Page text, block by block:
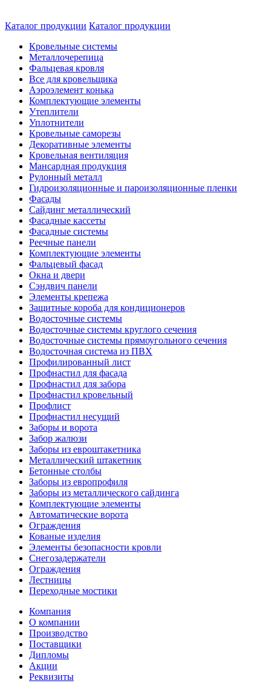
Каталог продукции Каталог продукции
Кровельные системы
Металлочерепица
Фальцевая кровля
Все для кровельщика
Аэроэлемент конька
Комплектующие элементы
Утеплители
Уплотнители
Кровельные саморезы
Декоративные элементы
Кровельная вентиляция
Мансардная продукция
Рулонный металл
Гидроизоляционные и пароизоляционные пленки
Фасады
Сайдинг металлический
Фасадные кассеты
Фасадные системы
Реечные панели
Комплектующие элементы
Фальцевый фасад
Окна и двери
Сэндвич панели
Элементы крепежа
Защитные короба для кондиционеров
Водосточные системы
Водосточные системы круглого сечения
Водосточные системы прямоугольного сечения
Водосточная система из ПВХ
Профилированный лист
Профнастил для фасада
Профнастил для забора
Профнастил кровельный
Профлист
Профнастил несущий
Заборы и ворота
Забор жалюзи
Заборы из евроштакетника
Металлический штакетник
Бетонные столбы
Заборы из европрофиля
Заборы из металлического сайдинга
Комплектующие элементы
Автоматические ворота
Ограждения
Кованые изделия
Элементы безопасности кровли
Снегозадержатели
Ограждения
Лестницы
Переходные мостики
Компания
О компании
Производство
Поставщики
Дипломы
Акции
Реквизиты